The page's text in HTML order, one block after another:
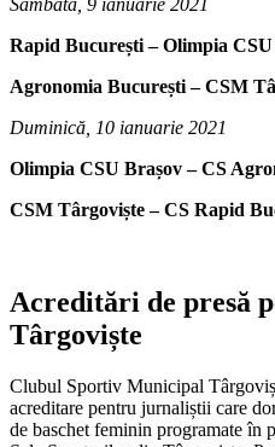
Sâmbătă, 9 ianuarie 2021
Rapid București – Olimpia
Agronomia București – CSM
Duminică, 10 ianuarie 2021
Olimpia CSU Brașov – CS
CSM Târgoviște – CS Rapid
Acreditări de presă
Târgoviște
Clubul Sportiv Municipal
acreditare pentru jurnaliștii care
de baschet feminin programate în